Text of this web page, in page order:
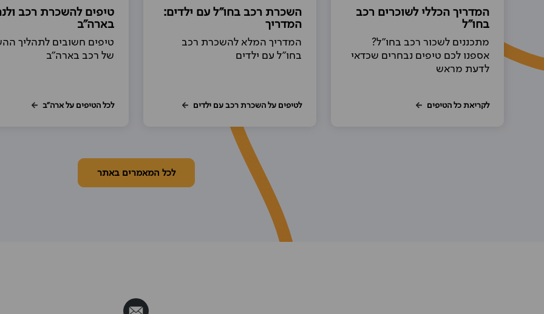
המדריך הכללי לשוכרים רכב
בחו"ל
מתכננים לשכור רכב בחו"ל?
אספנו לכם טיפים נבחרים שכדאי
לדעת מראש
לקריאת כל הטיפים
השכרת רכב בחו"ל עם ילדים:
המדריך
המדריך המלא להשכרת רכב
בחו"ל עם ילדים
לטיפים על השכרת רכב עם ילדים
טיפים להשכרת רכב
בארה"ב
טיפים חשובים לתהליך
של רכב בארה"ב
לכל הטיפים על ארה"ב
לכל המאמרים באתר